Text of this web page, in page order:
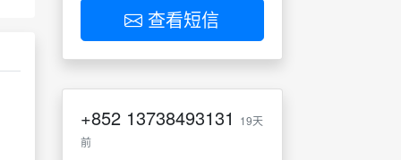
查看短信
+852 13738493131
19天
前